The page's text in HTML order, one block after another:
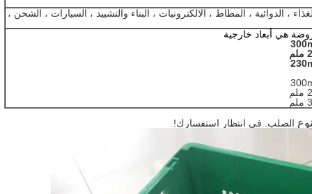
، الدوائية ، المطاط ، الالكترونيات ، البناء والتشييد ، السيارات ، الشحن ،
هي أبعاد خارجية
الصلب. في انتظار استفسارك!